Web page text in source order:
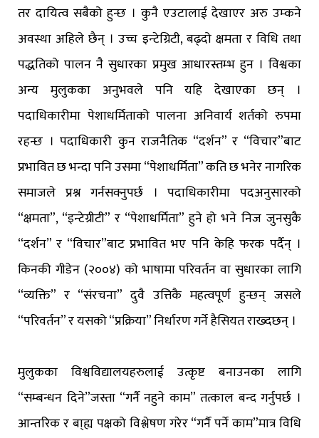
तर दायित्व सबैको हुन्छ । कुनै एउटालाई देखाएर अरु उम्कने
अवस्था अहिले छैन् । उच्च इन्टेग्रिटी, बढ्दो क्षमता र विधि तथा
पद्धतिको पालन नै सुधारका प्रमुख आधारस्तम्भ हुन । विश्वका
अन्य मुलुकका अनुभवले पनि यहि देखाएका छन् ।
पदाधिकारीमा पेशाधर्मिताको पालना अनिवार्य शर्तको रुपमा
रहन्छ । पदाधिकारी कुन राजनैतिक “दर्शन” र “विचार”बाट
प्रभावित छ भन्दा पनि उसमा “पेशाधर्मिता” कति छ भनेर नागरिक
समाजले प्रश्न गर्नसक्नुपर्छ । पदाधिकारीमा पदअनुसारको
“क्षमता”, “इन्टेग्रीटी” र “पेशाधर्मिता” हुने हो भने निज जुनसुकै
“दर्शन” र “विचार”बाट प्रभावित भए पनि केहि फरक पर्दैन् ।
किनकी गीडेन (२००४) को भाषामा परिवर्तन वा सुधारका लागि
“व्यक्ति” र “संरचना” दुवै उत्तिकै महत्वपूर्ण हुन्छन् जसले
“परिवर्तन” र यसको “प्रक्रिया” निर्धारण गर्ने हैसियत राख्दछन् ।
मुलुकका विश्वविद्यालयहरुलाई उत्कृष्ट बनाउनका लागि
“सम्बन्धन दिने”जस्ता “गर्नै नहुने काम” तत्काल बन्द गर्नुपर्छ ।
आन्तरिक र बा्ह्य पक्षको विश्लेषण गरेर “गर्नै पर्ने काम”मात्र विधि